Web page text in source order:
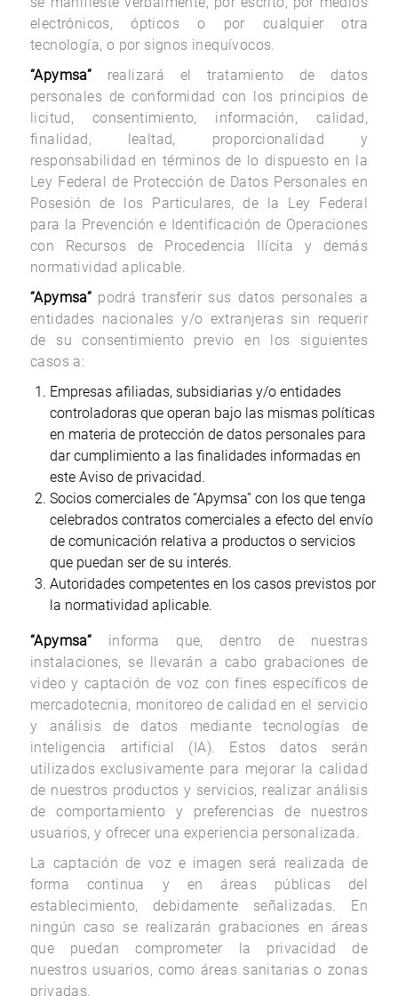
electrónicos, ópticos o por cualquier otra
tecnología, o por signos inequívocos.
“Apymsa” realizará el tratamiento de datos
personales de conformidad con los principios de
licitud, consentimiento, información, calidad,
finalidad, lealtad, proporcionalidad y
responsabilidad en términos de lo dispuesto en la
Ley Federal de Protección de Datos Personales en
Posesión de los Particulares, de la Ley Federal
para la Prevención e Identificación de Operaciones
con Recursos de Procedencia Ilícita y demás
normatividad aplicable.
“Apymsa” podrá transferir sus datos personales a
entidades nacionales y/o extranjeras sin requerir
de su consentimiento previo en los siguientes
casos a:
Empresas afiliadas, subsidiarias y/o entidades
controladoras que operan bajo las mismas políticas
en materia de protección de datos personales para
dar cumplimiento a las finalidades informadas en
este Aviso de privacidad.
Socios comerciales de “Apymsa” con los que tenga
celebrados contratos comerciales a efecto del envío
de comunicación relativa a productos o servicios
que puedan ser de su interés.
Autoridades competentes en los casos previstos por
la normatividad aplicable.
“Apymsa” informa que, dentro de nuestras
instalaciones, se llevarán a cabo grabaciones de
video y captación de voz con fines específicos de
mercadotecnia, monitoreo de calidad en el servicio
y análisis de datos mediante tecnologías de
inteligencia artificial (IA). Estos datos serán
utilizados exclusivamente para mejorar la calidad
de nuestros productos y servicios, realizar análisis
de comportamiento y preferencias de nuestros
usuarios, y ofrecer una experiencia personalizada.
La captación de voz e imagen será realizada de
forma continua y en áreas públicas del
establecimiento, debidamente señalizadas. En
ningún caso se realizarán grabaciones en áreas
que puedan comprometer la privacidad de
nuestros usuarios, como áreas sanitarias o zonas
privadas.